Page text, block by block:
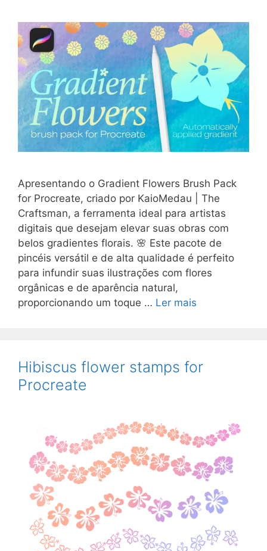
Apresentando o Gradient Flowers Brush Pack
for Procreate, criado por KaioMedau | The
Craftsman, a ferramenta ideal para artistas
digitais que desejam elevar suas obras com
belos gradientes florais. 🌸 Este pacote de
pincéis versátil e de alta qualidade é perfeito
para infundir suas ilustrações com flores
orgânicas e de aparência natural,
proporcionando um toque … Ler mais
Hibiscus flower stamps for
Procreate